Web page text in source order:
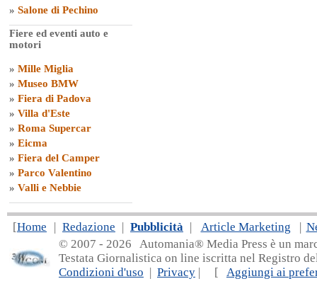
» Salone di Pechino
Fiere ed eventi auto e
motori
» Mille Miglia
» Museo BMW
» Fiera di Padova
» Villa d'Este
» Roma Supercar
» Eicma
» Fiera del Camper
» Parco Valentino
» Valli e Nebbie
[Home | Redazione | Pubblicità | Article Marketing |
© 2007 - 2026 Automania® Media Press è un
Testata Giornalistica on line iscritta nel Registro
Condizioni d'uso | Privacy | [ Aggiungi ai